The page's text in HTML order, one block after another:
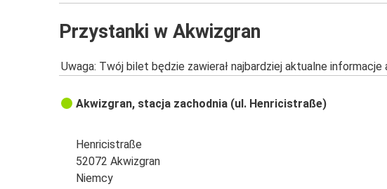
Przystanki w Akwizgran
Uwaga: Twój bilet będzie zawierał najbardziej aktualne informacje
Akwizgran, stacja zachodnia (ul. Henricistraße)
Henricistraße
52072 Akwizgran
Niemcy